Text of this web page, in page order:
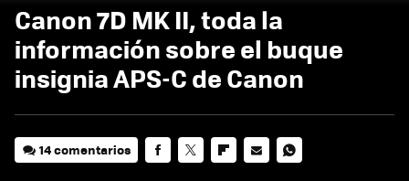
Canon 7D MK II, toda la
información sobre el buque
insignia APS-C de Canon
14 comentarios